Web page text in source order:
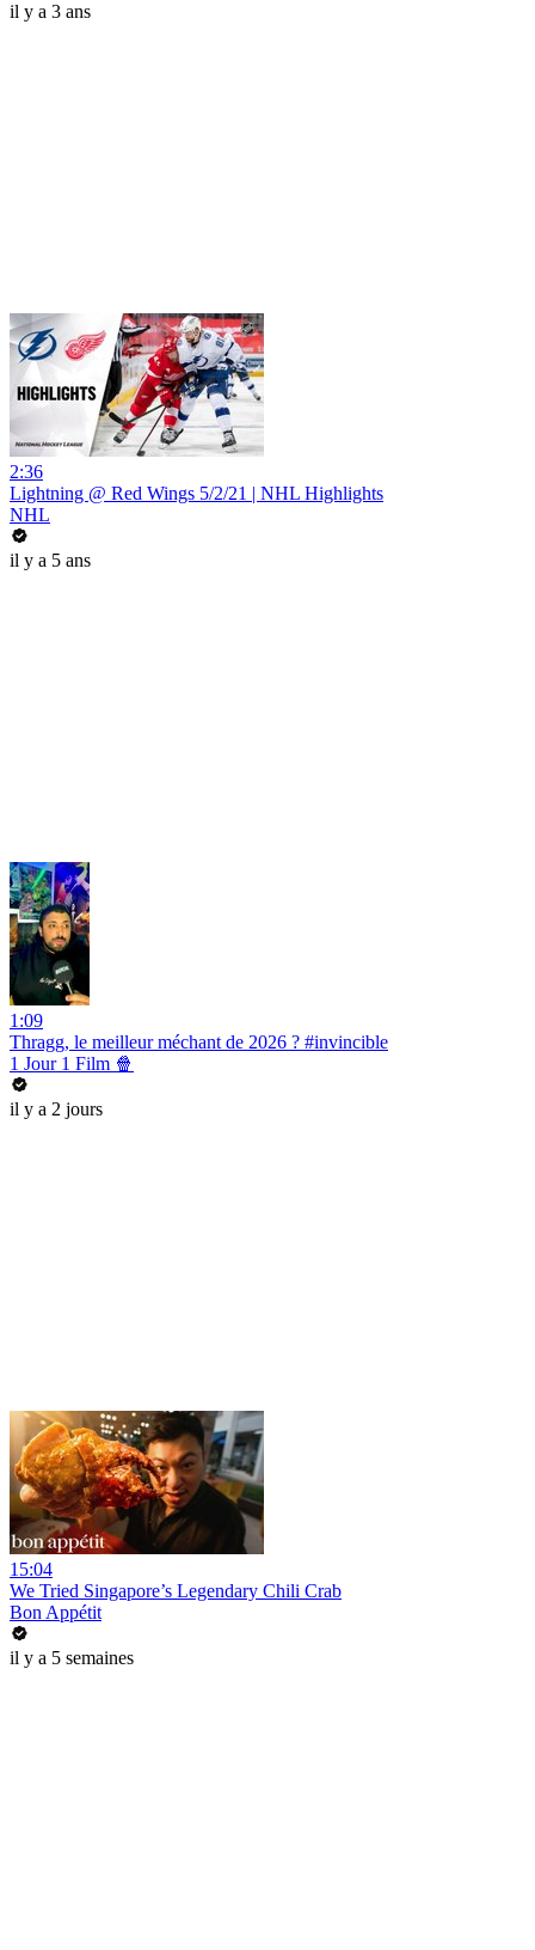
il y a 3 ans
2:36
Lightning @ Red Wings 5/2/21 | NHL Highlights
NHL
il y a 5 ans
1:09
Thragg, le meilleur méchant de 2026 ? #invincible
1 Jour 1 Film 🍿
il y a 2 jours
15:04
We Tried Singapore’s Legendary Chili Crab
Bon Appétit
il y a 5 semaines